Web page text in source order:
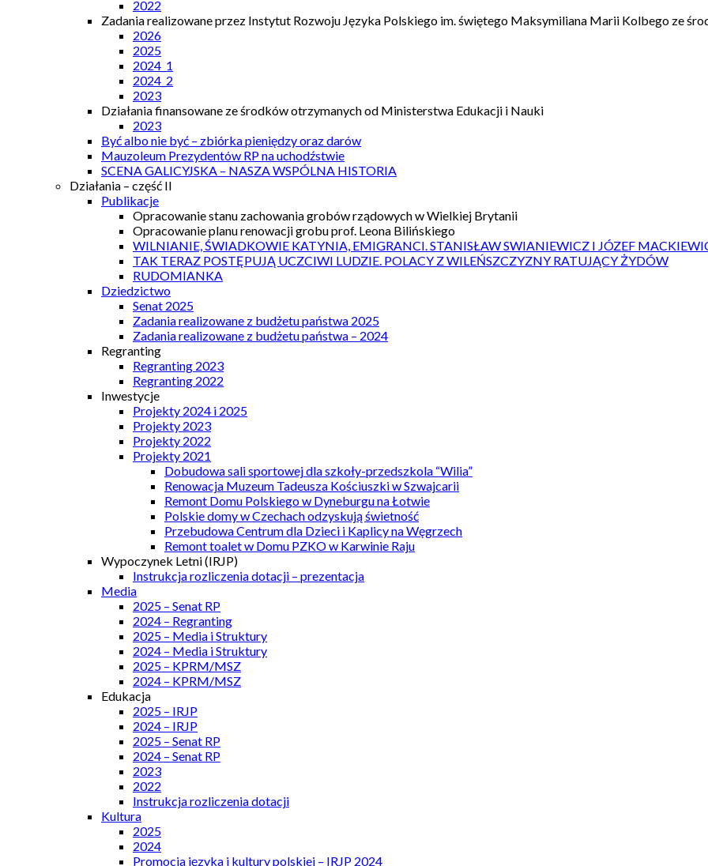
2022
Zadania realizowane przez Instytut Rozwoju Języka Polskiego im. świętego Maksymiliana Marii Kolbego ze
2026
2025
2024_1
2024_2
2023
Działania finansowane ze środków otrzymanych od Ministerstwa Edukacji i Nauki
2023
Być albo nie być – zbiórka pieniędzy oraz darów
Mauzoleum Prezydentów RP na uchodźstwie
SCENA GALICYJSKA – NASZA WSPÓLNA HISTORIA
Działania – część II
Publikacje
Opracowanie stanu zachowania grobów rządowych w Wielkiej Brytanii
Opracowanie planu renowacji grobu prof. Leona Bilińskiego
WILNIANIE, ŚWIADKOWIE KATYNIA, EMIGRANCI. STANISŁAW SWIANIEWICZ I JÓZEF
TAK TERAZ POSTĘPUJĄ UCZCIWI LUDZIE. POLACY Z WILEŃSZCZYZNY RATUJĄCY ŻYDÓW
RUDOMIANKA
Dziedzictwo
Senat 2025
Zadania realizowane z budżetu państwa 2025
Zadania realizowane z budżetu państwa – 2024
Regranting
Regranting 2023
Regranting 2022
Inwestycje
Projekty 2024 i 2025
Projekty 2023
Projekty 2022
Projekty 2021
Dobudowa sali sportowej dla szkoły-przedszkola “Wilia”
Renowacja Muzeum Tadeusza Kościuszki w Szwajcarii
Remont Domu Polskiego w Dyneburgu na Łotwie
Polskie domy w Czechach odzyskują świetność
Przebudowa Centrum dla Dzieci i Kaplicy na Węgrzech
Remont toalet w Domu PZKO w Karwinie Raju
Wypoczynek Letni (IRJP)
Instrukcja rozliczenia dotacji – prezentacja
Media
2025 – Senat RP
2024 – Regranting
2025 – Media i Struktury
2024 – Media i Struktury
2025 – KPRM/MSZ
2024 – KPRM/MSZ
Edukacja
2025 – IRJP
2024 – IRJP
2025 – Senat RP
2024 – Senat RP
2023
2022
Instrukcja rozliczenia dotacji
Kultura
2025
2024
Promocja języka i kultury polskiej – IRJP 2024